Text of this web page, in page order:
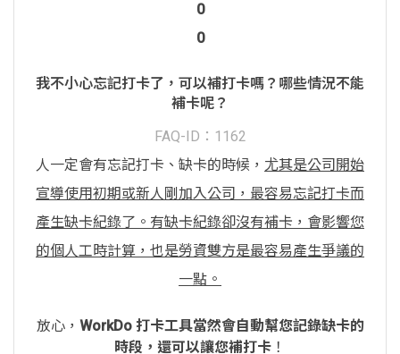
0
0
我不小心忘記打卡了，可以補打卡嗎？哪些情況不能
補卡呢？
FAQ-ID：1162
人一定會有忘記打卡、缺卡的時候， 尤其是公司開始
宣導使用初期或新人剛加入公司，最容易忘記打卡而
產生缺卡紀錄了。有缺卡紀錄卻沒有補卡，會影響您
的個人工時計算，也是勞資雙方是最容易產生爭議的
一點。
放心， WorkDo 打卡工具當然會自動幫您記錄缺卡的
時段，還可以讓您補打卡 ！